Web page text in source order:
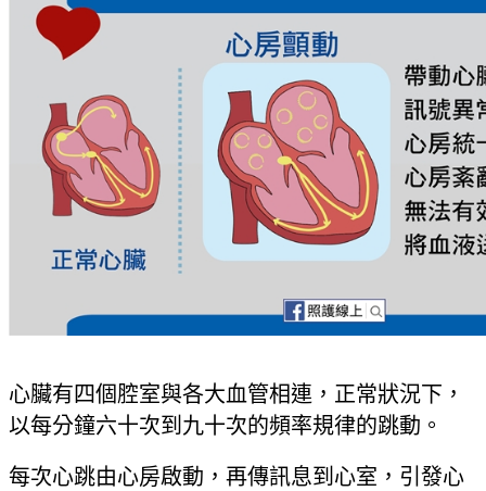
心臟有四個腔室與各大血管相連，正常狀況下，
以每分鐘六十次到九十次的頻率規律的跳動。
每次心跳由心房啟動，再傳訊息到心室，引發心